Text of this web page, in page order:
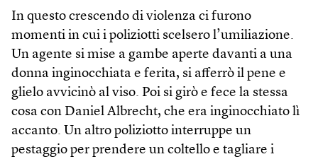
In questo crescendo di violenza ci furono
momenti in cui i poliziotti scelsero l’umiliazione.
Un agente si mise a gambe aperte davanti a una
donna inginocchiata e ferita, si afferrò il pene e
glielo avvicinò al viso. Poi si girò e fece la stessa
cosa con Daniel Albrecht, che era inginocchiato lì
accanto. Un altro poliziotto interruppe un
pestaggio per prendere un coltello e tagliare i